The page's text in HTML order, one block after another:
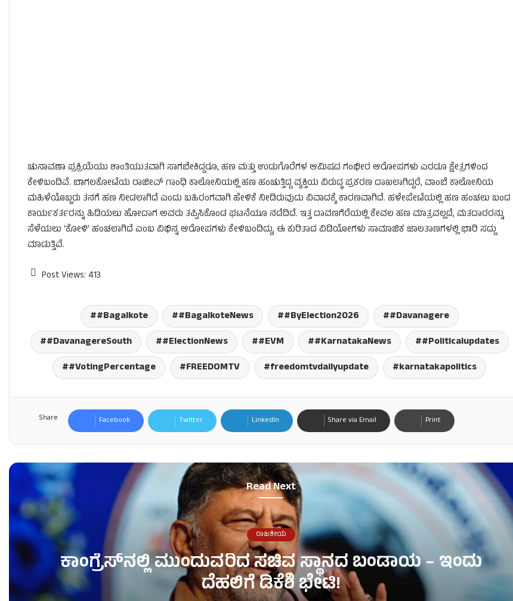
ಚುನಾವಣಾ ಪ್ರಕ್ರಿಯೆಯು ಶಾಂತಿಯುತವಾಗಿ ಸಾಗಬೇಕಿದ್ದರೂ, ಹಣ ಮತ್ತು ಉಡುಗೊರೆಗಳ ಆಮಿಷದ ಗಂಭೀರ ಆರೋಪಗಳು ಎರಡೂ ಕ್ಷೇತ್ರಗಳಿಂದ
ಕೇಳಿಬಂದಿವೆ. ಬಾಗಲಕೋಟೆಯ ರಾಜೀವ್ ಗಾಂಧಿ ಕಾಲೋನಿಯಲ್ಲಿ ಹಣ ಹಂಚುತ್ತಿದ್ದ ವ್ಯಕ್ತಿಯ ವಿರುದ್ಧ ಪ್ರಕರಣ ದಾಖಲಾಗಿದ್ದರೆ, ವಾಂಬೆ ಕಾಲೋನಿಯ
ಮಹಿಳೆಯೊಬ್ಬರು ತನಗೆ ಹಣ ನೀಡಲಾಗಿದೆ ಎಂದು ಬಹಿರಂಗವಾಗಿ ಹೇಳಿಕೆ ನೀಡಿರುವುದು ವಿವಾದಕ್ಕೆ ಕಾರಣವಾಗಿದೆ. ಹಳೇಪೇಟೆಯಲ್ಲಿ ಹಣ ಹಂಚಲು ಬಂದ
ಕಾರ್ಯಕರ್ತರನ್ನು ಹಿಡಿಯಲು ಹೋದಾಗ ಅವರು ತಪ್ಪಿಸಿಕೊಂಡ ಘಟನೆಯೂ ನಡೆದಿದೆ. ಇತ್ತ ದಾವಣಗೆರೆಯಲ್ಲಿ ಕೇವಲ ಹಣ ಮಾತ್ರವಲ್ಲದೆ, ಮತದಾರರನ್ನು
ಸೆಳೆಯಲು ‘ಕೋಳಿ’ ಹಂಚಲಾಗಿದೆ ಎಂಬ ವಿಭಿನ್ನ ಆರೋಪಗಳು ಕೇಳಿಬಂದಿದ್ದು, ಈ ಕುರಿತಾದ ವಿಡಿಯೋಗಳು ಸಾಮಾಜಿಕ ಜಾಲತಾಣಗಳಲ್ಲಿ ಭಾರಿ ಸದ್ದು
ಮಾಡುತ್ತಿವೆ.
Post Views: 413
#Bagalkote #BagalkoteNews #ByElection2026
#Davanagere
#DavanagereSouth
#ElectionNews #EVM #KarnatakaNews
#Politicalupdates
#VotingPercentage
FREEDOMTV freedomtvdailyupdate karnatakapolitics
Share Facebook Twitter LinkedIn Share via Email Print
Read Next
ರಾಜಕೀಯ
ಕಾಂಗ್ರೆಸ್​ನಲ್ಲಿ ಮುಂದುವರಿದ ಸಚಿವ ಸ್ಥಾನದ ಬಂಡಾಯ – ಇಂದು
ದೆಹಲಿಗೆ ಡಿಕೆಶಿ ಭೇಟಿ!